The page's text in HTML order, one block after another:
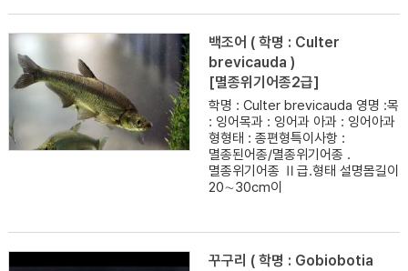
백조어 ( 학명 : Culter
brevicauda )
[멸종위기어종2급]
학명 : Culter brevicauda 영명 :목
: 잉어목과 : 잉어과 아과 : 잉어아과
형형태 : 종편형특이사항 :
멸종된어종/멸종위기어종 .
멸종위기어종 Ⅱ급.형태 설명몸길이
20∼30cm이
꾸구리 ( 학명 : Gobiobotia